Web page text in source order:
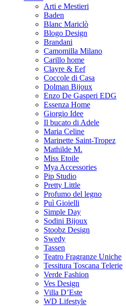
Arti e Mestieri
Baden
Blanc Mariclò
Blogo Design
Brandani
Camomilla Milano
Carillo home
Clayre & Eef
Coccole di Casa
Dolman Bijoux
Enzo De Gasperi EDG
Essenza Home
Giorgio Idee
Il bucato di Adele
Maria Celine
Marinette Saint-Tropez
Mathilde M.
Miss Etoile
Mya Accessories
Pip Studio
Pretty Little
Profumo del legno
Puì Gioielli
Simple Day
Sodini Bijoux
Stoobz Design
Swedy
Tassen
Teatro Fragranze Uniche
Tessitura Toscana Telerie
Verde Fashion
Ves Design
Villa D’Este
WD Lifestyle